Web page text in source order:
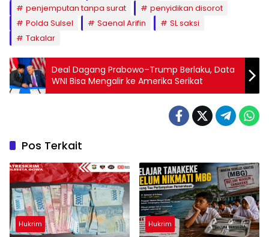
penjemputan tanpa surat
penyidikan disorot
Polda Sulsel
Saenal Arifin
SL saksi
Takalar
Deal Dagang Prabowo–Trump Berlaku, Data
WNI Bisa Mengalir ke Amerika Serikat
Pos Terkait
Hukrim Hukrim